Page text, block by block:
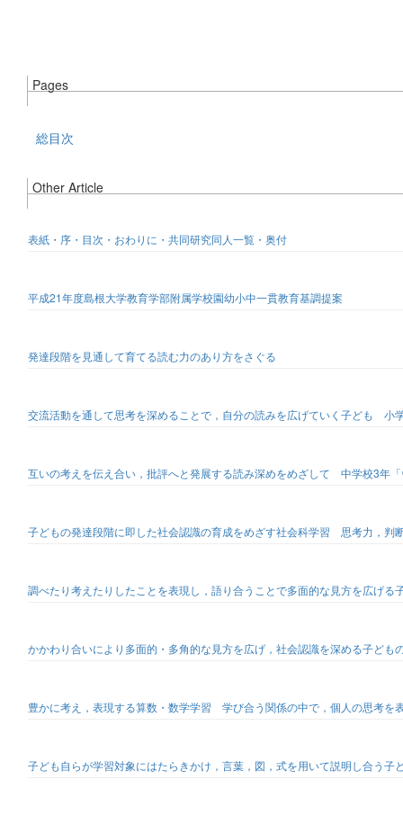
Pages
総目次
Other Article
表紙・序・目次・おわりに・共同研究同人一覧・奥付
平成21年度島根大学教育学部附属学校園幼小中一貫教育基調提案
発達段階を見通して育てる読む力のあり方をさぐる
交流活動を通して思考を深めることで，自分の読みを広げていく子ども
互いの考えを伝え合い，批評へと発展する読み深めをめざして 中学校3年
子どもの発達段階に即した社会認識の育成をめざす社会科学習 思考力，判
調べたり考えたりしたことを表現し，語り合うことで多面的な見方を広げ
かかわり合いにより多面的・多角的な見方を広げ，社会認識を深める子ど
豊かに考え，表現する算数・数学学習 学び合う関係の中で，個人の思考を
子ども自らが学習対象にはたらきかけ，言葉，図，式を用いて説明し合う